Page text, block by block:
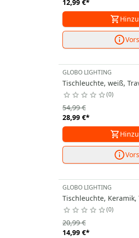
12,99 €*
GLOBO LIGHTING
Tischleuchte, weiß,
0
28,99 €*
54,99 €
GLOBO LIGHTING
Tischleuchte, Keramik,
0
14,99 €*
20,99 €